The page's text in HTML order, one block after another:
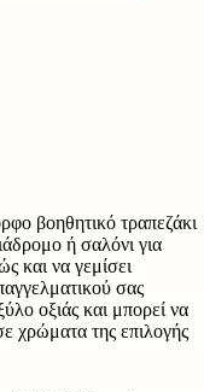
βοηθητικό τραπεζάκι
ή σαλόνι για
και να γεμίσει
σας
οξιάς και μπορεί να
χρώματα της επιλογής